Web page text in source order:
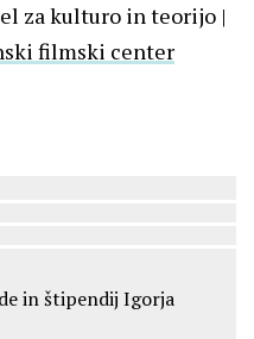
za kulturo in teorijo |
filmski center
in štipendij Igorja